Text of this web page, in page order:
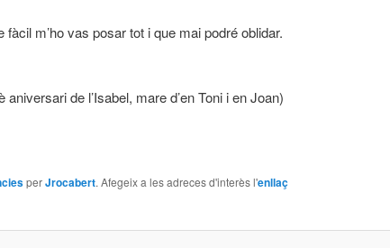
m’ho vas posar tot i que mai podré oblidar.
de l’Isabel, mare d’en Toni i en Joan)
perJrocabert. Afegeix a les adreces d'interès l'enllaç